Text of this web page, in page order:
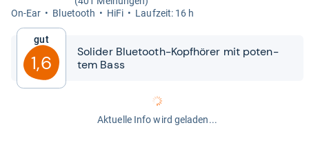
On-​Ear
Blue­tooth HiFi Lauf­zeit: 16 h
Gut
1,6
Soli­der Blue­tooth-​​Kopf­hö­rer mit poten­
tem Bass
Aktuelle Info wird geladen...